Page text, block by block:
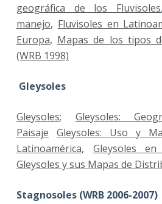
geográfica de los Fluvisoles
manejo, Fluvisoles en
Europa, Mapas de los tipos
(WRB 1998)
Gleysoles
Gleysoles; Gleysoles:
Paisaje
Gleysoles: Uso y
Latinoamérica, Gleysoles en
Gleysoles y sus Mapas de
Stagnosoles (WRB 2006-2007)